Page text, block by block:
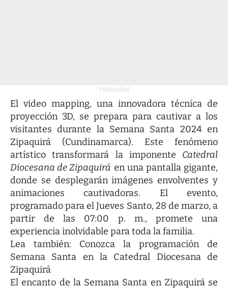
- Publicidad -
El video mapping, una innovadora técnica de
proyección 3D, se prepara para cautivar a los
visitantes durante la Semana Santa 2024 en
Zipaquirá (Cundinamarca). Este fenómeno
artístico transformará la imponente Catedral
Diocesana de Zipaquirá en una pantalla gigante,
donde se desplegarán imágenes envolventes y
animaciones cautivadoras. El evento,
programado para el Jueves Santo, 28 de marzo, a
partir de las 07:00 p. m., promete una
experiencia inolvidable para toda la familia.
Lea también: Conozca la programación de
Semana Santa en la Catedral Diocesana de
Zipaquirá
El encanto de la Semana Santa en Zipaquirá se